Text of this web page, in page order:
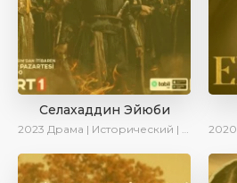
Селахаддин Эйюби
2023 Драма | Исторический | Сериалы 2023 2020